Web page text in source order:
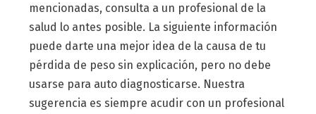
mencionadas, consulta a un profesional de la
salud lo antes posible. La siguiente información
puede darte una mejor idea de la causa de tu
pérdida de peso sin explicación, pero no debe
usarse para auto diagnosticarse. Nuestra
sugerencia es siempre acudir con un profesional